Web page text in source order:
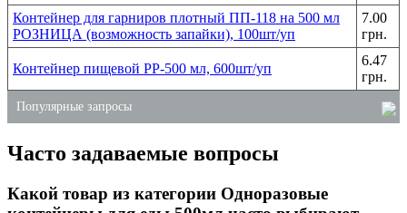
Контейнер для гарниров плотный ПП-118 на 500 мл
РОЗНИЦА (возможность запайки), 100шт/уп
7.00
грн.
Контейнер пищевой PP-500 мл, 600шт/уп
6.47
грн.
Популярные запросы
одноразовые контейнеры для суши
средство для мойки плиты
Часто задаваемые вопросы
Какой товар из категории Одноразовые